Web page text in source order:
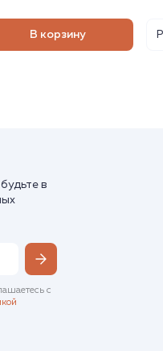
В корзину
в
с